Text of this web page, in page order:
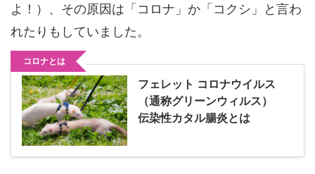
よ！）、その原因は「コロナ」か「コクシ」と言わ
れたりもしていました。
コロナとは
フェレット コロナウイルス
（通称グリーンウィルス）
伝染性カタル腸炎とは